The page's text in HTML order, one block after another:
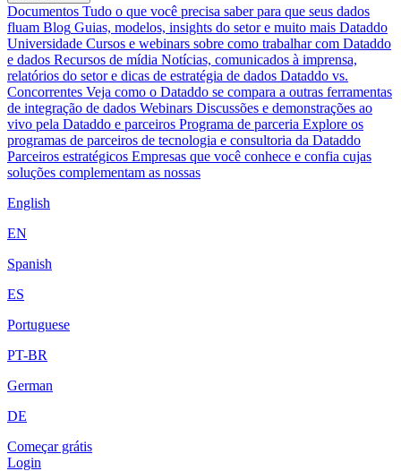
Documentos Tudo o que você precisa saber para que seus dados
fluam Blog Guias, modelos, insights do setor e muito mais Dataddo
Universidade Cursos e webinars sobre como trabalhar com Dataddo
e dados Recursos de mídia Notícias, comunicados à imprensa,
relatórios do setor e dicas de estratégia de dados Dataddo vs.
Concorrentes Veja como o Dataddo se compara a outras ferramentas
de integração de dados Webinars Discussões e demonstrações ao
vivo pela Dataddo e parceiros Programa de parceria Explore os
programas de parceiros de tecnologia e consultoria da Dataddo
Parceiros estratégicos Empresas que você conhece e confia cujas
soluções complementam as nossas
English
EN
Spanish
ES
Portuguese
PT-BR
German
DE
Começar grátis
Login